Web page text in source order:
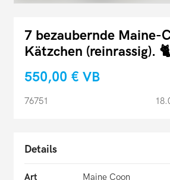
7 bezaubernde Maine-
Kätzchen (reinrassig).
550,00 € VB
76751
Details
Art
Maine Coon